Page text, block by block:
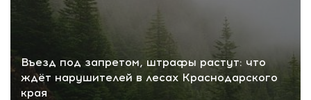
Въезд под запретом, штрафы растут: что
ждёт нарушителей в лесах Краснодарского
края